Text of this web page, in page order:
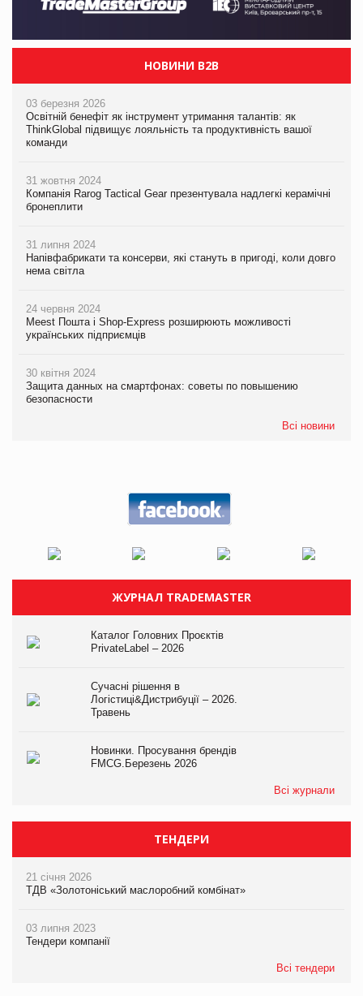
НОВИНИ B2B
03 березня 2026
Освітній бенефіт як інструмент утримання талантів: як
ThinkGlobal підвищує лояльність та продуктивність вашої
команди
31 жовтня 2024
Компанія Rarog Tactical Gear презентувала надлегкі керамічні
бронеплити
31 липня 2024
Напівфабрикати та консерви, які стануть в пригоді, коли довго
нема світла
24 червня 2024
Meest Пошта і Shop-Express розширюють можливості
українських підприємців
30 квітня 2024
Защита данных на смартфонах: советы по повышению
безопасности
Всі новини
ЖУРНАЛ TRADEMASTER
Каталог Головних Проєктів
PrivateLabel – 2026
Сучасні рішення в
Логістиці&Дистрибуції – 2026.
Травень
Новинки. Просування брендів
FMCG.Березень 2026
Всі журнали
ТЕНДЕРИ
21 січня 2026
ТДВ «Золотоніський маслоробний комбінат»
03 липня 2023
Тендери компанії
Всі тендери